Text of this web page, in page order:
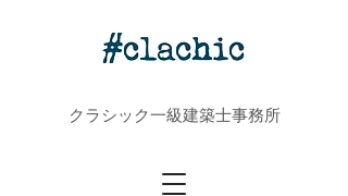
クラシック一級建築士事務所